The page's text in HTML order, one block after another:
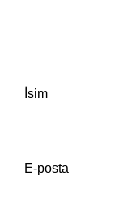
İsim
E-posta